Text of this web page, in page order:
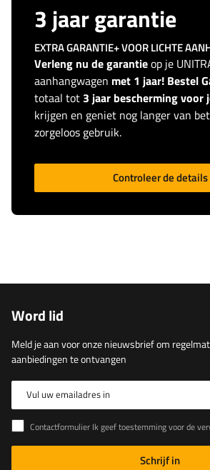
3 jaar garantie
EXTRA GARANTIE+ VOOR LICHTE
Verleng nu de garantieop je
aanhangwagen met 1 jaar! Bestel
totaal tot 3 jaar bescherming voor
krijgen en geniet nog langer van
zorgeloos gebruik.
Controleer de details
Word lid
Meld je aan voor onze nieuwsbrief om
aanbiedingen te ontvangen
Vul uw emailadres in
Contactformulier Ik geef toestemming voor de verwerking van mijn persoonlijke gegevens in het contactformulier in
Schrijf in